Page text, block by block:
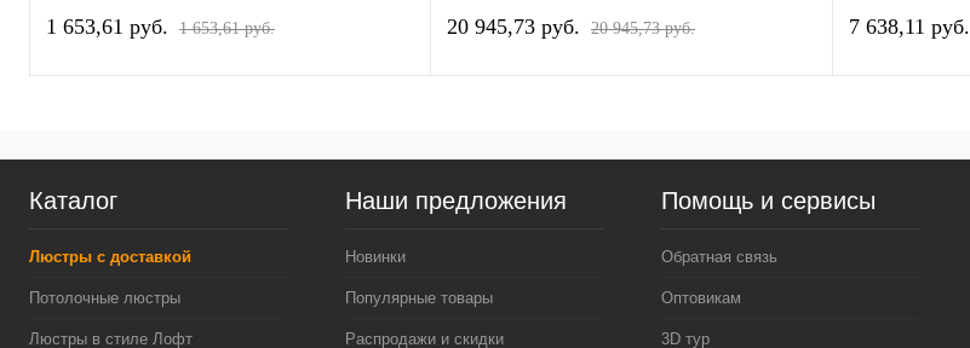
1 653,61 pуб. 1 653,61 pуб. 20 945,73 pуб. 20 945,73 pуб. 7 638,11 pуб.
Каталог
Люстры с доставкой
Потолочные люстры
Люстры в стиле Лофт
Наши предложения
Новинки
Популярные товары
Распродажи и скидки
Помощь и сервисы
Обратная связь
Оптовикам
3D тур